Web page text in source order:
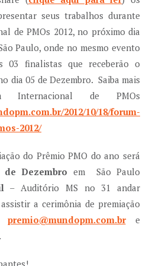
seus trabalhos durante
de PMOs 2012, no próximo dia
Paulo, onde no mesmo evento
03 finalistas que receberão o
dia 05 de Dezembro. Saiba mais
de PMOs
2012/10/18/forum-
2012/
do Prêmio PMO do ano será
de Dezembro em São Paulo
– Auditório MS no 31 andar
a cerimônia de premiação
premio@mundopm.com.bre